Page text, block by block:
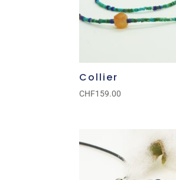
Collier
CHF159.00